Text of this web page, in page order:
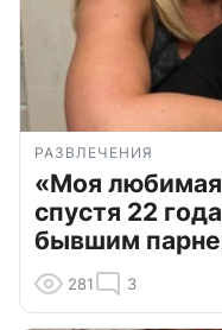
РАЗВЛЕЧЕНИЯ
«Моя любимая
спустя 22
бывшим
281 3